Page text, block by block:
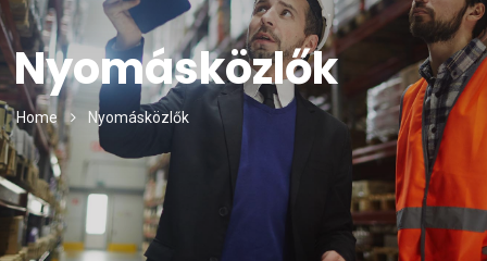
Nyomásközlők
Home Nyomásközlők